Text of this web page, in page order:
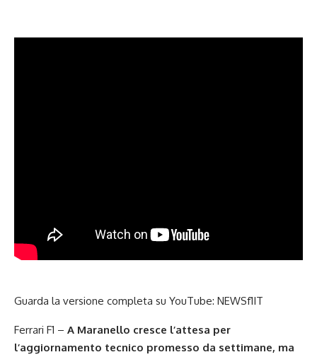
Guarda la versione completa su YouTube: NEWSf1IT
Ferrari F1 – A Maranello cresce l’attesa per
l’aggiornamento tecnico promesso da settimane, ma